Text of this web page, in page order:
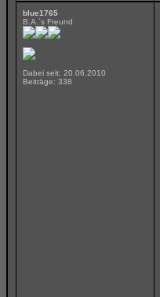
blue1765
B.A.´s Freund
Dabei seit: 20.06.2010
Beiträge: 338